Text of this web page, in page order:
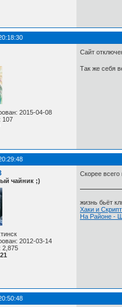
2015-04-08
107
Сайт
Так же себя
чайник ;)
2012-03-14
2,875
Скорее всего
жизнь бьёт
Хаки и
На Районе -